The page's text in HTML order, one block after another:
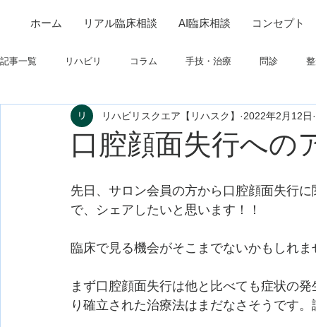
ホーム リアル臨床相談 AI臨床相談 コンセプト
記事一覧 リハビリ コラム 手技・治療 問診
制度関連 学会・研究関連 高次脳機能障害
口腔顔面失行への
リハビリスクエア【リハスク】 2022年2月12日
先日、サロン会員の方から口腔顔面失行
で、シェアしたいと思います！！
臨床で見る機会がそこまでないかもしれ
まず口腔顔面失行は他と比べても症状の
り確立された治療法はまだなさそうです